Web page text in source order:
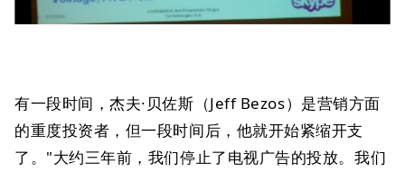
有一段时间，杰夫·贝佐斯（Jeff Bezos）是营销方面
的重度投资者，但一段时间后，他就开始紧缩开支
了。"大约三年前，我们停止了电视广告的投放。我们